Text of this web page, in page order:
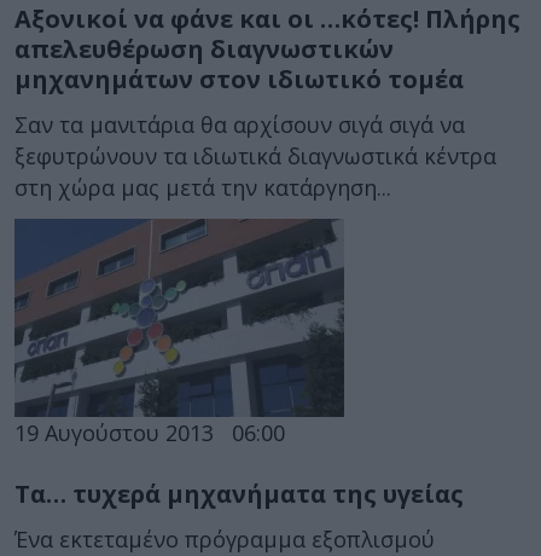
Αξονικοί να φάνε και οι …κότες! Πλήρης
απελευθέρωση διαγνωστικών
μηχανημάτων στον ιδιωτικό τομέα
Σαν τα μανιτάρια θα αρχίσουν σιγά σιγά να
ξεφυτρώνουν τα ιδιωτικά διαγνωστικά κέντρα
στη χώρα μας μετά την κατάργηση...
19 Αυγούστου 2013 06:00
Τα… τυχερά μηχανήματα της υγείας
Ένα εκτεταμένο πρόγραμμα εξοπλισμού